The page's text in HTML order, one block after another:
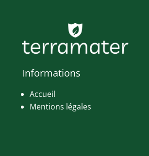
Informations
Accueil
Mentions légales